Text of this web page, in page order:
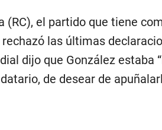
(RC), el partido que tiene
las últimas
dijo que González estaba
de desear de